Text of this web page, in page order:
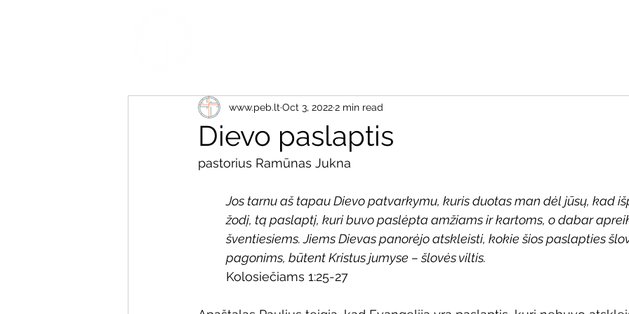
Dievo paslaptis
www.peb.lt Oct 3, 20222 min read
pastorius Ramūnas Jukna
Jos tarnu aš tapau Dievo patvarkymu, kuris duotas man dėl jūsų, kad
žodį, tą paslaptį, kuri buvo paslėpta amžiams ir kartoms, o dabar
šventiesiems. Jiems Dievas panorėjo atskleisti, kokie šios paslapties
pagonims, būtent Kristus jumyse – šlovės viltis.
Kolosiečiams 1:25-27